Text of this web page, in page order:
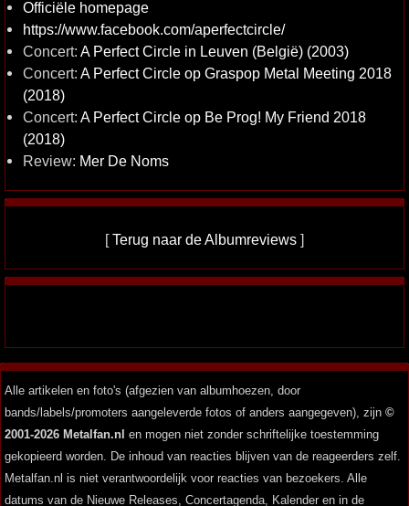
Officiële homepage
https://www.facebook.com/aperfectcircle/
Concert: A Perfect Circle in Leuven (België) (2003)
Concert: A Perfect Circle op Graspop Metal Meeting 2018
(2018)
Concert: A Perfect Circle op Be Prog! My Friend 2018
(2018)
Review: Mer De Noms
[Terug naar de Albumreviews ]
Alle artikelen en foto's (afgezien van albumhoezen, door
bands/labels/promoters aangeleverde fotos of anders aangegeven), zijn ©
2001-2026 Metalfan.nl en mogen niet zonder schriftelijke toestemming
gekopieerd worden. De inhoud van reacties blijven van de reageerders zelf.
Metalfan.nl is niet verantwoordelijk voor reacties van bezoekers. Alle
datums van de Nieuwe Releases, Concertagenda, Kalender en in de